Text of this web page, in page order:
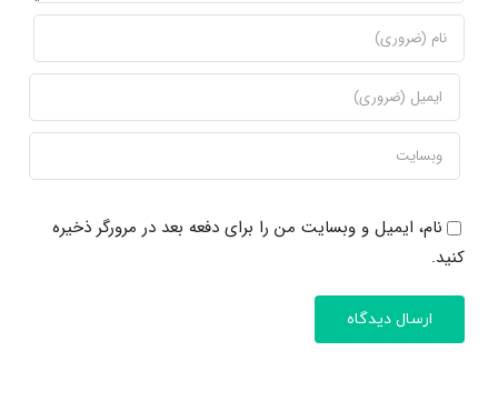
نام، ایمیل و وبسایت من را برای دفعه بعد در مرورگر ذخیره
کنید.